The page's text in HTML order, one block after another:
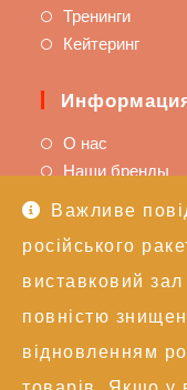
Важливе
російського
виставковий
повністю
відновленням
Тренинги
Кейтеринг
О нас
Наши бренды
Доставка и
Техподдержка
Контакты